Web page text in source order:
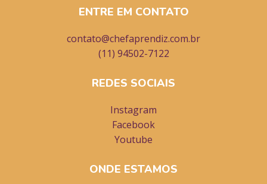
ENTRE EM CONTATO
contato@chefaprendiz.com.br
(11) 94502-7122
REDES SOCIAIS
Instagram
Facebook
Youtube
ONDE ESTAMOS